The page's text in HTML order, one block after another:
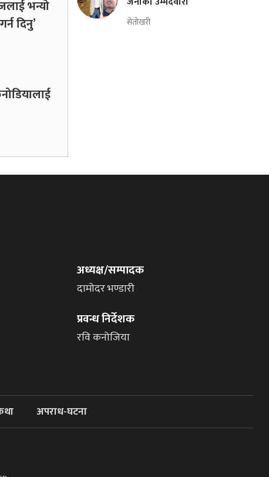
भन्यो
दिनु’
सेतोखरी
अध्यक्ष/सम्पादक
दामोदर भण्डारी
प्रवन्ध निर्देशक
रवि कनोजिया
अपराध-घटना